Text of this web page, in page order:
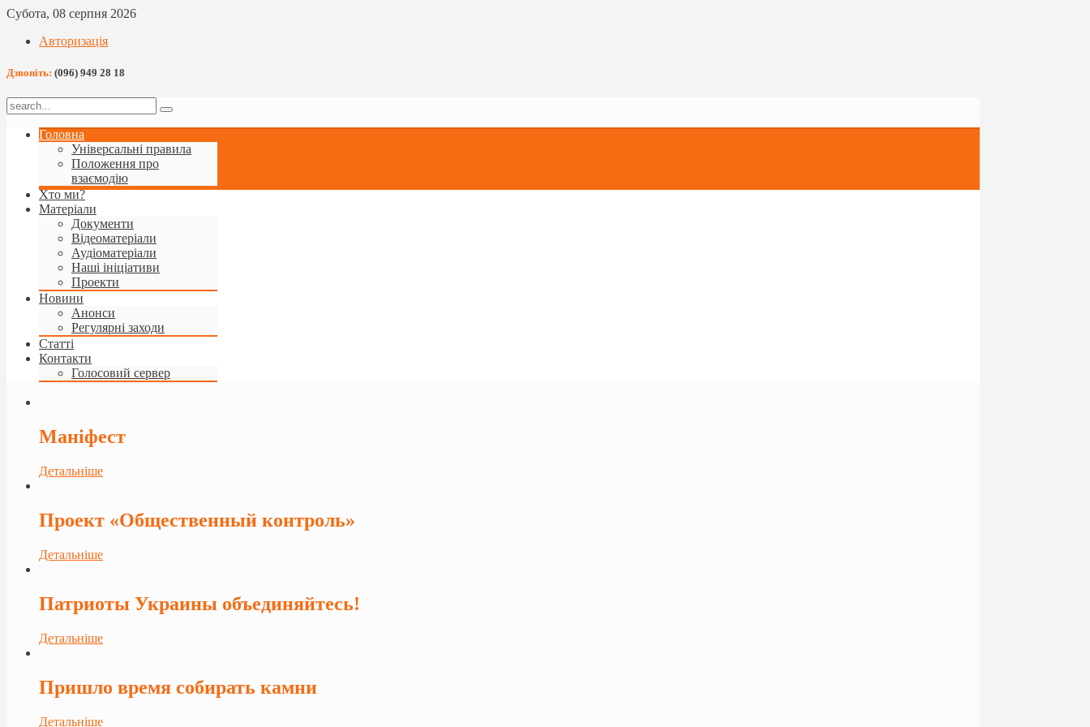
Субота, 08 серпня 2026
Авторизація
Дзвоніть: (096) 949 28 18
Головна
Універсальні правила
Положення про
взаємодію
Хто ми?
Матеріали
Документи
Відеоматеріали
Аудіоматеріали
Наші ініціативи
Проекти
Новини
Анонси
Регулярні заходи
Статті
Контакти
Голосовий сервер
Маніфест
Детальніше
Проект «Общественный контроль»
Детальніше
Патриоты Украины объединяйтесь!
Детальніше
Пришло время собирать камни
Детальніше